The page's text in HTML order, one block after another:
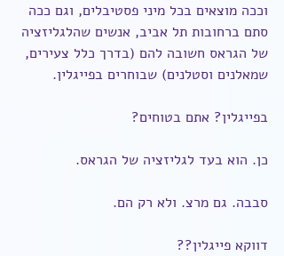
וככה מוצאים בכל מיני פסטיבלים, וגם ככה
סתם ברחובות תל אביב, אנשים שהלגליזציה
של הגראס חשובה להם (בדרך כלל צעירים,
שמאלנים וסטלנים) שבוחרים בפייגלין.
בפייגלין? אתם בטוחים?
כן. הוא בעד לגליזציה של הגראס.
סבבה. גם מרצ. ולא רק הם.
דווקא פייגלין??